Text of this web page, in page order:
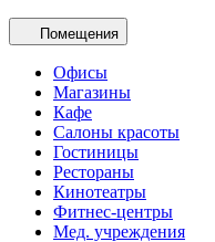
Помещения
Офисы
Магазины
Кафе
Салоны красоты
Гостиницы
Рестораны
Кинотеатры
Фитнес-центры
Мед. учреждения